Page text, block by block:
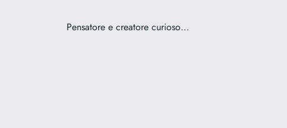
Pensatore e creatore curioso…